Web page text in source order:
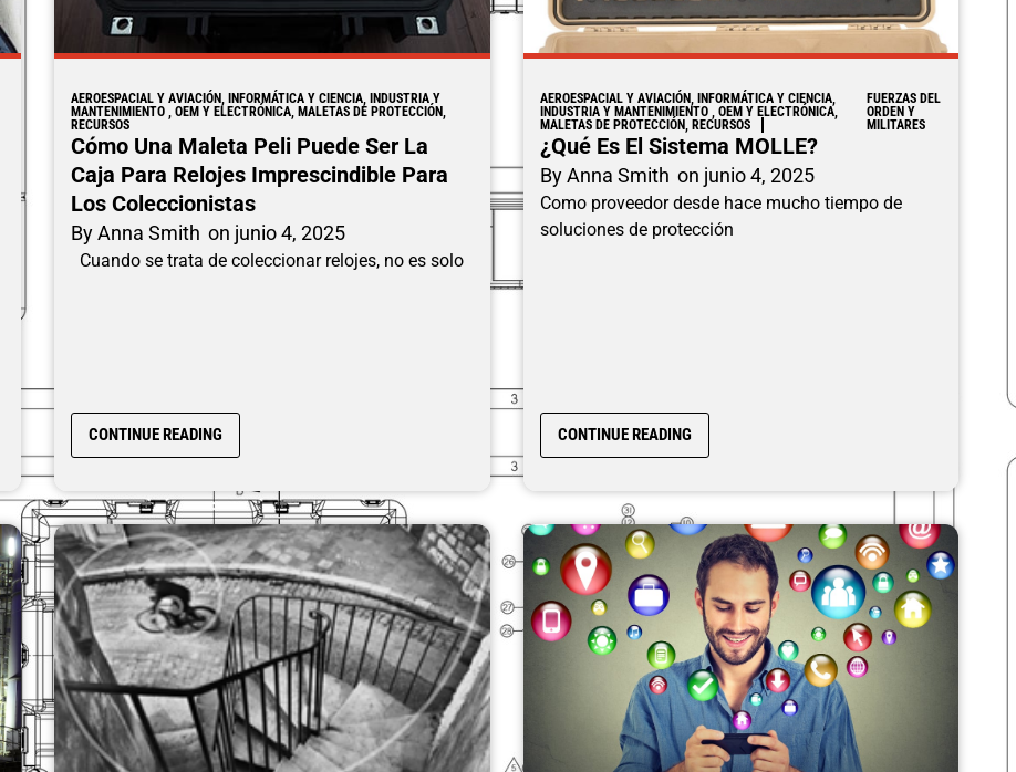
AEROESPACIAL Y AVIACIÓN, INFORMÁTICA Y CIENCIA, INDUSTRIA Y
MANTENIMIENTO , OEM Y ELECTRÓNICA, MALETAS DE PROTECCIÓN,
RECURSOS
Cómo Una Maleta Peli Puede Ser La
Caja Para Relojes Imprescindible Para
Los Coleccionistas
ByAnna Smith on junio 4, 2025
Cuando se trata de coleccionar relojes, no es solo
CONTINUE READING
AEROESPACIAL Y AVIACIÓN, INFORMÁTICA Y CIENCIA,
INDUSTRIA Y MANTENIMIENTO , OEM Y ELECTRÓNICA,
MALETAS DE PROTECCIÓN, RECURSOS
FUERZAS DEL
ORDEN Y
MILITARES
¿Qué Es El Sistema MOLLE?
ByAnna Smith on junio 4, 2025
Como proveedor desde hace mucho tiempo de
soluciones de protección
CONTINUE READING